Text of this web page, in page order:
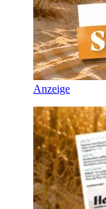
Anzeige